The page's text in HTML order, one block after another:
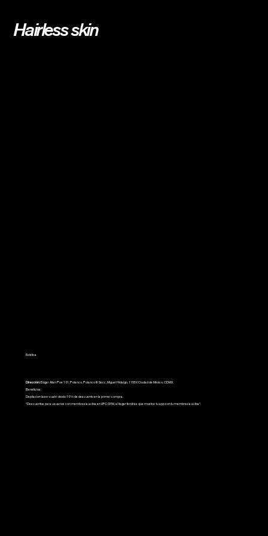
Hairless skin
Estética
Dirección:Edgar Allan Poe 101, Polanco, Polanco III Secc, Miguel Hidalgo, 11550 Ciudad de México, CDMX.
Beneficios:
Depilacion laser cuatri-diodo 10% de descuento en la primer compra.
*Descuentos para usuarios con membresía activa en UFC GYM, al llegar tendrás que mostrar tu app con tu membresía activa*.